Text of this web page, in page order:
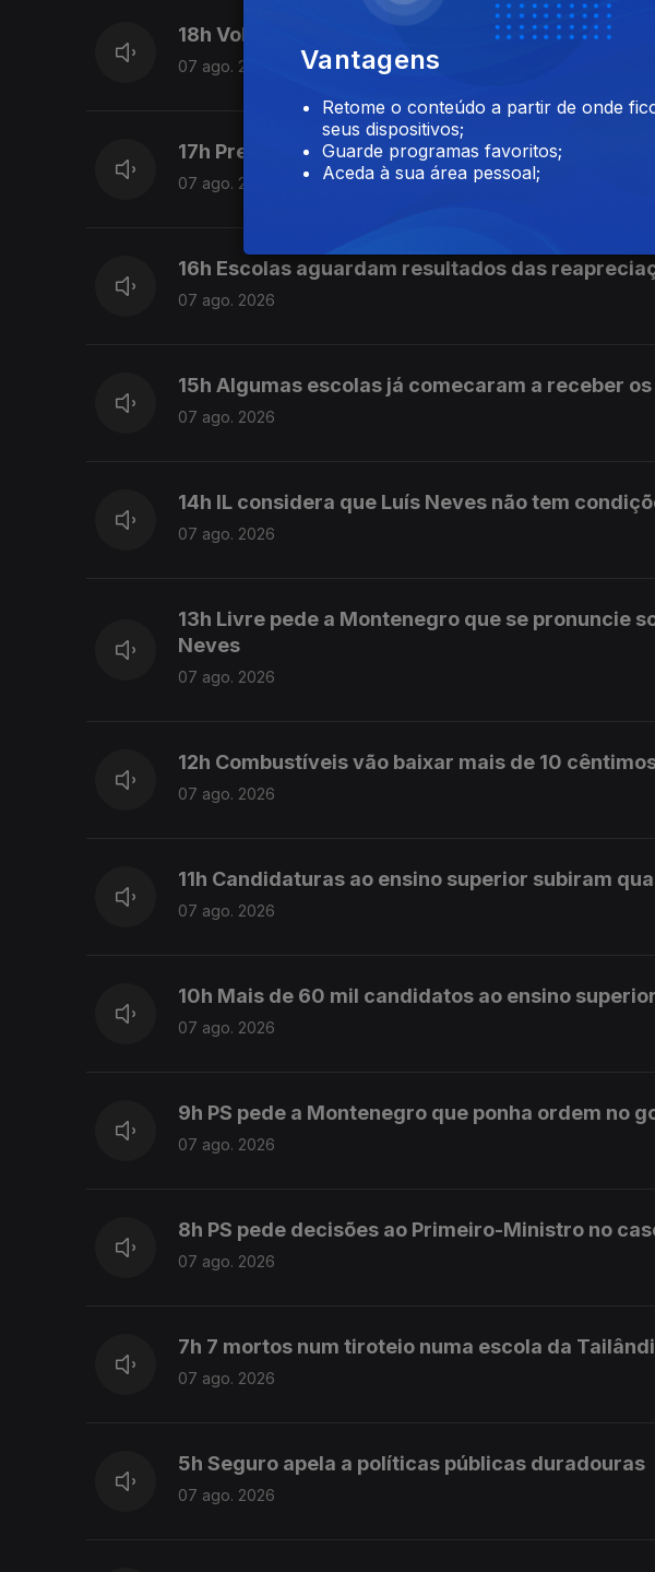
18h Volta: Rui Oliveira mantém a camisola amarela
07 ago. 2026
17h Prestação Social Única promulgada com
07 ago. 2026
16h Escolas aguardam resultados das
07 ago. 2026
15h Algumas escolas já comecaram a receber
07 ago. 2026
14h IL considera que Luís Neves não tem
07 ago. 2026
13h Livre pede a Montenegro que se pronuncie
Neves
07 ago. 2026
12h Combustíveis vão baixar mais de 10
07 ago. 2026
11h Candidaturas ao ensino superior subiram
07 ago. 2026
10h Mais de 60 mil candidatos ao ensino superior
07 ago. 2026
9h PS pede a Montenegro que ponha ordem no
07 ago. 2026
8h PS pede decisões ao Primeiro-Ministro no
07 ago. 2026
7h 7 mortos num tiroteio numa escola da
07 ago. 2026
5h Seguro apela a políticas públicas duradouras
07 ago. 2026
Vantagens
Retome o conteúdo a partir de onde
seus dispositivos;
Guarde programas favoritos;
Aceda à sua área pessoal;